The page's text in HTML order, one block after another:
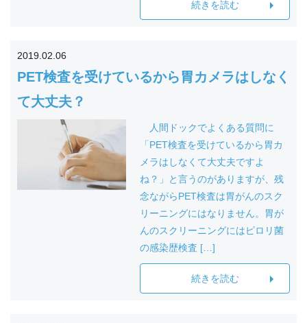
続きを読む
2019.02.06
PET検査を受けているから胃カメラはしなく
て大丈夫？
人間ドックでよくある質問に
「PET検査を受けているから胃カ
メラはしなくて大丈夫ですよ
ね？」と言うのがありますが、残
念ながらPET検査は胃がんのスク
リーニングにはなりません。胃が
んのスクリーニングにはピロリ菌
の感染歴検査 […]
続きを読む